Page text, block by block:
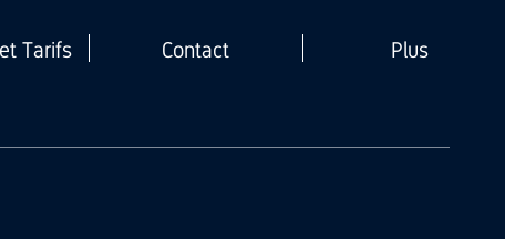
Tarifs Contact Plus